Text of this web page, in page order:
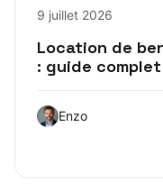
9 juillet 2026
Location de
: guide
Enzo